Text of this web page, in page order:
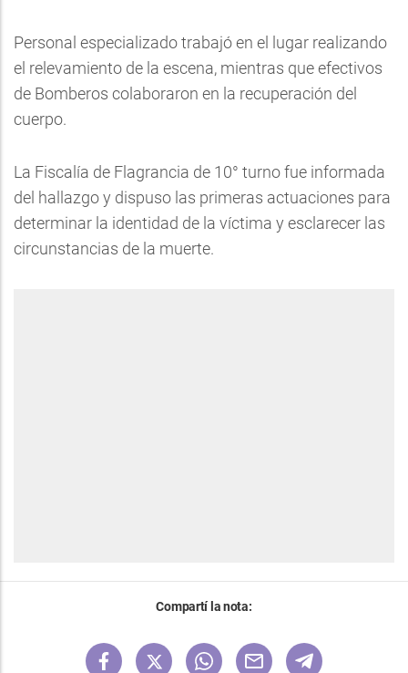
Personal especializado trabajó en el lugar realizando
el relevamiento de la escena, mientras que efectivos
de Bomberos colaboraron en la recuperación del
cuerpo.
La Fiscalía de Flagrancia de 10° turno fue informada
del hallazgo y dispuso las primeras actuaciones para
determinar la identidad de la víctima y esclarecer las
circunstancias de la muerte.
Compartí la nota: